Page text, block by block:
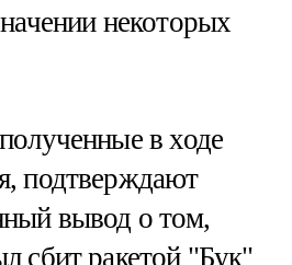
некоторых
в ходе
подтверждают
вывод о том,
сбит ракетой "Бук"